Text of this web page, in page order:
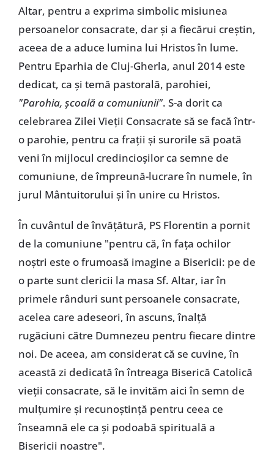
Altar, pentru a exprima simbolic misiunea
persoanelor consacrate, dar şi a fiecărui creştin,
aceea de a aduce lumina lui Hristos în lume.
Pentru Eparhia de Cluj-Gherla, anul 2014 este
dedicat, ca şi temă pastorală, parohiei,
"Parohia, şcoală a comuniunii". S-a dorit ca
celebrarea Zilei Vieţii Consacrate să se facă într-
o parohie, pentru ca fraţii şi surorile să poată
veni în mijlocul credincioşilor ca semne de
comuniune, de împreună-lucrare în numele, în
jurul Mântuitorului şi în unire cu Hristos.
În cuvântul de învăţătură, PS Florentin a pornit
de la comuniune "pentru că, în faţa ochilor
noştri este o frumoasă imagine a Bisericii: pe de
o parte sunt clericii la masa Sf. Altar, iar în
primele rânduri sunt persoanele consacrate,
acelea care adeseori, în ascuns, înalţă
rugăciuni către Dumnezeu pentru fiecare dintre
noi. De aceea, am considerat că se cuvine, în
această zi dedicată în întreaga Biserică Catolică
vieţii consacrate, să le invităm aici în semn de
mulţumire şi recunoştinţă pentru ceea ce
înseamnă ele ca şi podoabă spirituală a
Bisericii noastre".